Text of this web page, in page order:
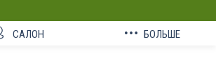
САЛОН БОЛЬШЕ